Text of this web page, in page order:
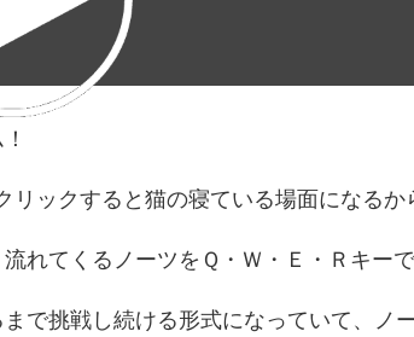
ックすると猫の寝ている場面になるか
れてくるノーツをＱ・Ｗ・Ｅ・Ｒキー
で挑戦し続ける形式になっていて、ノ